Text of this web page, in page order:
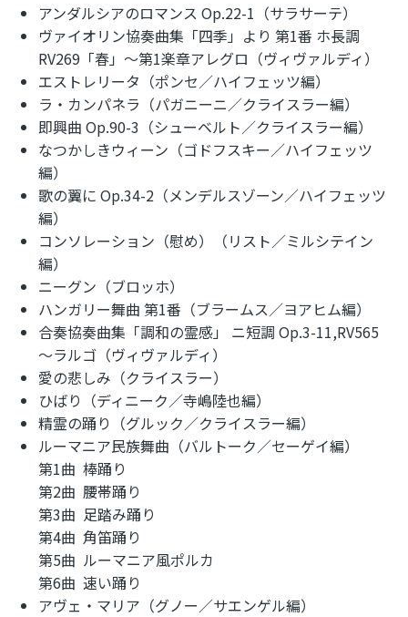
アンダルシアのロマンス Op.22-1（サラサーテ）
ヴァイオリン協奏曲集「四季」より 第1番 ホ長調
RV269「春」～第1楽章アレグロ（ヴィヴァルディ）
エストレリータ（ポンセ／ハイフェッツ編）
ラ・カンパネラ（パガニーニ／クライスラー編）
即興曲 Op.90-3（シューベルト／クライスラー編）
なつかしきウィーン（ゴドフスキー／ハイフェッツ
編）
歌の翼に Op.34-2（メンデルスゾーン／ハイフェッツ
編）
コンソレーション（慰め）（リスト／ミルシテイン
編）
ニーグン（ブロッホ）
ハンガリー舞曲 第1番（ブラームス／ヨアヒム編）
合奏協奏曲集「調和の霊感」 ニ短調 Op.3-11,RV565
～ラルゴ（ヴィヴァルディ）
愛の悲しみ（クライスラー）
ひばり（ディニーク／寺嶋陸也編）
精霊の踊り（グルック／クライスラー編）
ルーマニア民族舞曲（バルトーク／セーゲイ編）
第1曲 棒踊り
第2曲 腰帯踊り
第3曲 足踏み踊り
第4曲 角笛踊り
第5曲 ルーマニア風ポルカ
第6曲 速い踊り
アヴェ・マリア（グノー／サエンゲル編）